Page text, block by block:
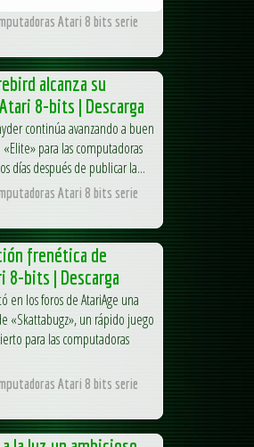
Atari 8 bits serie
alcanza su
8-bits | Descarga
continúa avanzando a buen
para las computadoras
días después de publicar la...
Atari 8 bits serie
frenética de
8-bits | Descarga
en los foros de AtariAge una
«Skattabugz», un rápido juego
para las computadoras
Atari 8 bits serie